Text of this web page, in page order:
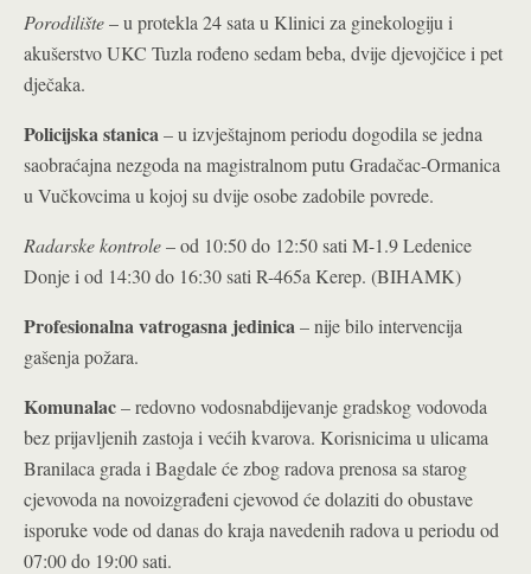
Porodilište– u protekla 24 sata u Klinici za ginekologiju i
akušerstvo UKC Tuzla rođeno sedam beba, dvije djevojčice i pet
dječaka.
Policijska stanica– u izvještajnom periodu dogodila se jedna
saobraćajna nezgoda na magistralnom putu Gradačac-Ormanica
u Vučkovcima u kojoj su dvije osobe zadobile povrede.
Radarske kontrole– od 10:50 do 12:50 sati M-1.9 Ledenice
Donje i od 14:30 do 16:30 sati R-465a Kerep. (BIHAMK)
Profesionalna vatrogasna jedinica– nije bilo intervencija
gašenja požara.
Komunalac– redovno vodosnabdijevanje gradskog vodovoda
bez prijavljenih zastoja i većih kvarova. Korisnicima u ulicama
Branilaca grada i Bagdale će zbog radova prenosa sa starog
cjevovoda na novoizgrađeni cjevovod će dolaziti do obustave
isporuke vode od danas do kraja navedenih radova u periodu od
07:00 do 19:00 sati.